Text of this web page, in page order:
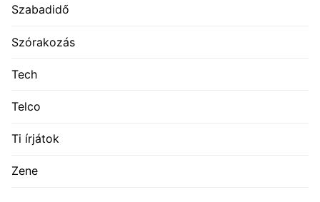
Szabadidő
Szórakozás
Tech
Telco
Ti írjátok
Zene